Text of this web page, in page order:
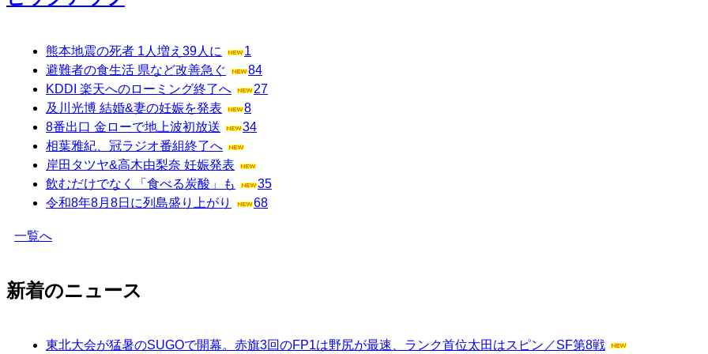
熊本地震の死者 1人増え39人に
1
避難者の食生活 県など改善急ぐ
84
KDDI 楽天へのローミング終了へ
27
及川光博 結婚&妻の妊娠を発表
8
8番出口 金ローで地上波初放送
34
相葉雅紀、冠ラジオ番組終了へ
岸田タツヤ&高木由梨奈 妊娠発表
飲むだけでなく「食べる炭酸」も
35
令和8年8月8日に列島盛り上がり
68
一覧へ
新着のニュース
東北大会が猛暑のSUGOで開幕。赤旗3回のFP1は野尻が最速、ランク首位太田はスピン／SF第8戦